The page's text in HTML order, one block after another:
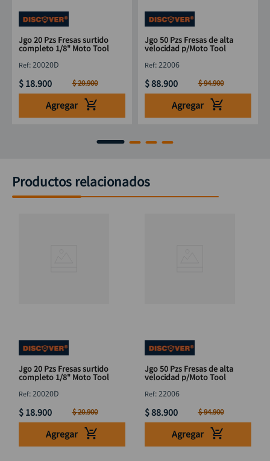
Jgo 20 Pzs Fresas surtido
completo 1/8" Moto Tool
:20020D
$ 18.900 $20.900
Agregar
Jgo 50 Pzs Fresas de alta
velocidad p/Moto Tool
:22006
$88.900 $94.900
Agregar
Productos relacionados
Jgo 20 Pzs Fresas surtido
completo 1/8" Moto Tool
:20020D
$ 18.900 $20.900
Agregar
Jgo 50 Pzs Fresas de alta
velocidad p/Moto Tool
:22006
$88.900 $94.900
Agregar